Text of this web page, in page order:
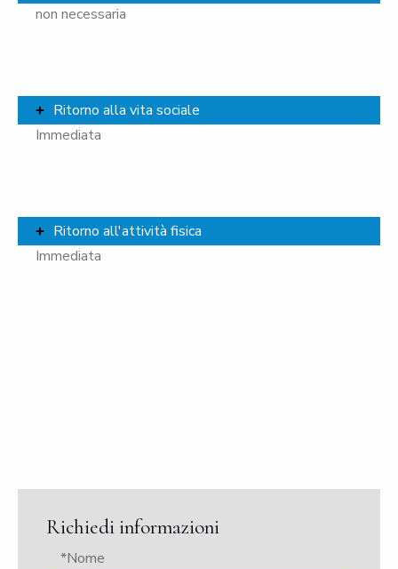
non necessaria
Ritorno alla vita sociale
Immediata
Ritorno all'attività fisica
Immediata
Richiedi informazioni